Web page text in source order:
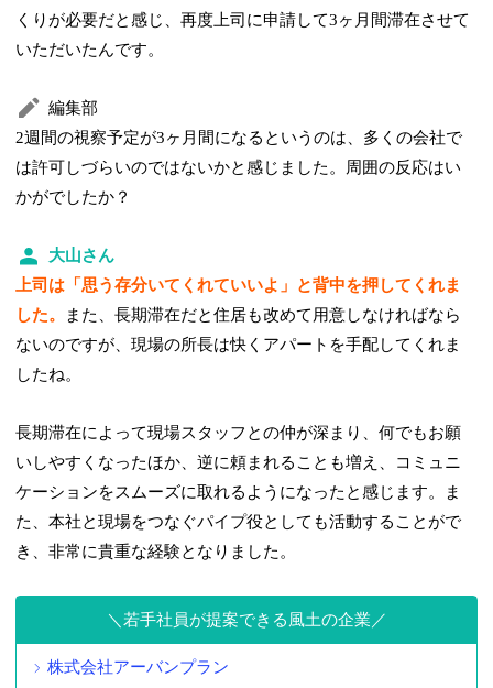
くりが必要だと感じ、再度上司に申請して3ヶ月間滞在させて
いただいたんです。
編集部
2週間の視察予定が3ヶ月間になるというのは、多くの会社で
は許可しづらいのではないかと感じました。周囲の反応はい
かがでしたか？
大山さん
上司は「思う存分いてくれていいよ」と背中を押してくれま
した。
また、長期滞在だと住居も改めて用意しなければなら
ないのですが、現場の所長は快くアパートを手配してくれま
したね。
長期滞在によって現場スタッフとの仲が深まり、何でもお願
いしやすくなったほか、逆に頼まれることも増え、コミュニ
ケーションをスムーズに取れるようになったと感じます。ま
た、本社と現場をつなぐパイプ役としても活動することがで
き、非常に貴重な経験となりました。
若手社員が提案できる風土の企業
株式会社アーバンプラン